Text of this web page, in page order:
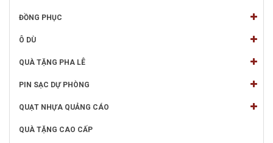
ĐỒNG PHỤC
Ô DÙ
QUÀ TẶNG PHA LÊ
PIN SẠC DỰ PHÒNG
QUẠT NHỰA QUẢNG CÁO
QUÀ TẶNG CAO CẤP